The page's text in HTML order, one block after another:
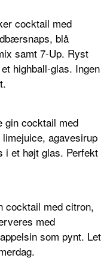
cocktail med
blå
samt 7-Up. Ryst
highball-glas. Ingen
gin cocktail med
agavesirup
i et højt glas. Perfekt
cocktail med citron,
med
som pynt. Let